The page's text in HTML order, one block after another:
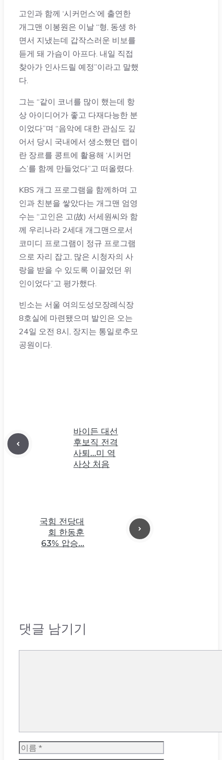
고인과 함께 ‘시커먼스’에 출연한
개그맨 이봉원은 이날 “형, 동생 하
면서 지냈는데 갑작스러운 비보를
듣게 돼 가슴이 아프다. 내일 직접
찾아가 인사드릴 예정”이라고 말했
다.
그는 “같이 코너를 많이 했는데 항
상 아이디어가 좋고 다재다능한 분
이었다”며 “음악에 대한 관심도 깊
어서 당시 국내에서 생소했던 랩이
란 장르를 콩트에 활용해 ‘시커먼
스’를 함께 만들었다”고 떠올렸다.
KBS 개그 프로그램을 함께하며 고
인과 친분을 쌓았다는 개그맨 엄영
수는 “고인은 고(故) 서세원씨와 함
께 우리나라 2세대 개그맨으로서
코미디 프로그램이 정규 프로그램
으로 자리 잡고, 많은 시청자의 사
랑을 받을 수 있도록 이끌었던 위
인이었다”고 평가했다.
빈소는 서울 여의도성모장례식장
8호실에 마련됐으며 발인은 오는
24일 오전 8시, 장지는 통일로추모
공원이다.
바이든 대선
후보직 전격
사퇴…미 역
사상 처음
국힘 전당대
회 한동훈
63% 압승…
댓글 남기기
이